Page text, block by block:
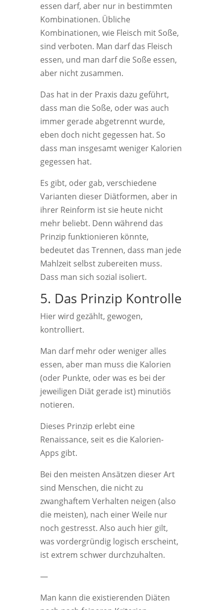
essen darf, aber nur in bestimmten
Kombinationen. Übliche
Kombinationen, wie Fleisch mit Soße,
sind verboten. Man darf das Fleisch
essen, und man darf die Soße essen,
aber nicht zusammen.
Das hat in der Praxis dazu geführt,
dass man die Soße, oder was auch
immer gerade abgetrennt wurde,
eben doch nicht gegessen hat. So
dass man insgesamt weniger Kalorien
gegessen hat.
Es gibt, oder gab, verschiedene
Varianten dieser Diätformen, aber in
ihrer Reinform ist sie heute nicht
mehr beliebt. Denn während das
Prinzip funktionieren könnte,
bedeutet das Trennen, dass man jede
Mahlzeit selbst zubereiten muss.
Dass man sich sozial isoliert.
5. Das Prinzip Kontrolle
Hier wird gezählt, gewogen,
kontrolliert.
Man darf mehr oder weniger alles
essen, aber man muss die Kalorien
(oder Punkte, oder was es bei der
jeweiligen Diät gerade ist) minutiös
notieren.
Dieses Prinzip erlebt eine
Renaissance, seit es die Kalorien-
Apps gibt.
Bei den meisten Ansätzen dieser Art
sind Menschen, die nicht zu
zwanghaftem Verhalten neigen (also
die meisten), nach einer Weile nur
noch gestresst. Also auch hier gilt,
was vordergründig logisch erscheint,
ist extrem schwer durchzuhalten.
—
Man kann die existierenden Diäten